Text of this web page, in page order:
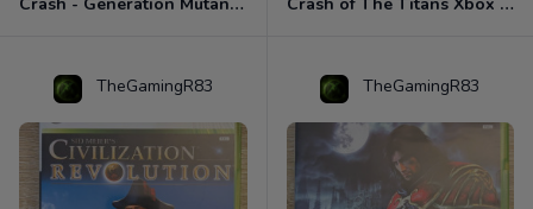
TheGamingR83 TheGamingR83